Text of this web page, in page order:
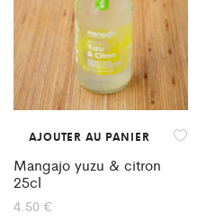
AJOUTER AU PANIER
Mangajo yuzu & citron
25cl
4.50 €